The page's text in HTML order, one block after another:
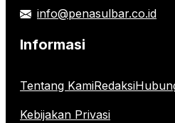
info@penasulbar.co.id
Informasi
Tentang KamiRedaksi
Kebijakan Privasi